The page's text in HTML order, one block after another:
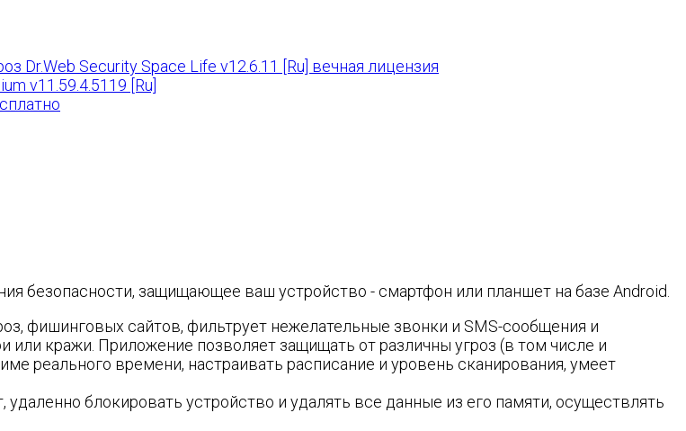
Dr.Web Security Space Life v12.6.11 [Ru] вечная лицензия
v11.59.4.5119 [Ru]
безопасности, защищающее ваш устройство - смартфон или планшет на базе Android.
фишинговых сайтов, фильтрует нежелательные звонки и SMS-сообщения и
или кражи. Приложение позволяет защищать от различны угроз (в том числе и
реального времени, настраивать расписание и уровень сканирования, умеет
блокировать устройство и удалять все данные из его памяти, осуществлять